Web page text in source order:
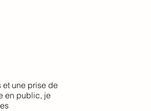
et une prise de
en public, je